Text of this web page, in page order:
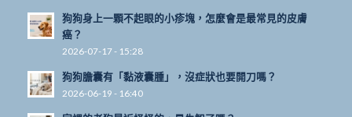
狗狗身上一顆不起眼的小疹塊，怎麼會是最常見的皮膚
癌？
2026-07-17 - 15:28
狗狗膽囊有「黏液囊腫」，沒症狀也要開刀嗎？
2026-06-19 - 16:40